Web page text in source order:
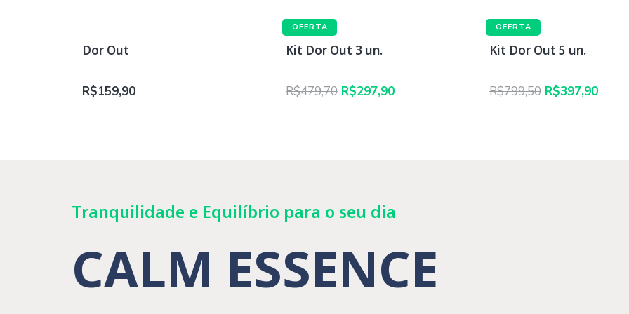
Dor Out
R$159,90
OFERTA
Kit Dor Out 3 un.
R$479,70 O
R$297,90O
OFERTA
Kit Dor Out 5 un.
R$799,50 O
R$397,90O
Tranquilidade e Equilíbrio para o seu dia
CALM ESSENCE